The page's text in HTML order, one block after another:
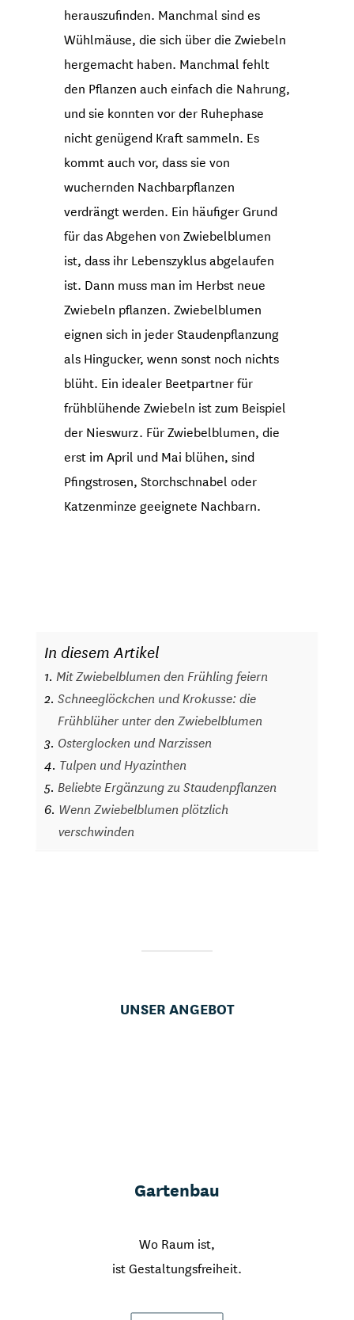
herauszufinden. Manchmal sind es
Wühlmäuse, die sich über die Zwiebeln
hergemacht haben. Manchmal fehlt
den Pflanzen auch einfach die Nahrung,
und sie konnten vor der Ruhephase
nicht genügend Kraft sammeln. Es
kommt auch vor, dass sie von
wuchernden Nachbarpflanzen
verdrängt werden. Ein häufiger Grund
für das Abgehen von Zwiebelblumen
ist, dass ihr Lebenszyklus abgelaufen
ist. Dann muss man im Herbst neue
Zwiebeln pflanzen. Zwiebelblumen
eignen sich in jeder Staudenpflanzung
als Hingucker, wenn sonst noch nichts
blüht. Ein idealer Beetpartner für
frühblühende Zwiebeln ist zum Beispiel
der Nieswurz. Für Zwiebelblumen, die
erst im April und Mai blühen, sind
Pfingstrosen, Storchschnabel oder
Katzenminze geeignete Nachbarn.
In diesem Artikel
Mit Zwiebelblumen den Frühling feiern
Schneeglöckchen und Krokusse: die
Frühblüher unter den Zwiebelblumen
Osterglocken und Narzissen
Tulpen und Hyazinthen
Beliebte Ergänzung zu Staudenpflanzen
Wenn Zwiebelblumen plötzlich
verschwinden
UNSER ANGEBOT
Gartenbau
Wo Raum ist,
ist Gestaltungsfreiheit.